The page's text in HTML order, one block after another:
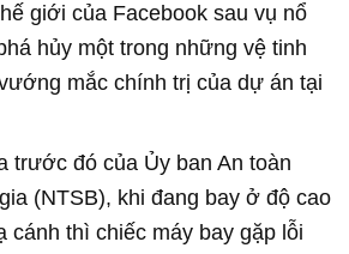
giới của Facebook sau vụ nổ
hủy một trong những vệ tinh
mắc chính trị của dự án tại
trước đó của Ủy ban An toàn
(NTSB), khi đang bay ở độ cao
cánh thì chiếc máy bay gặp lỗi